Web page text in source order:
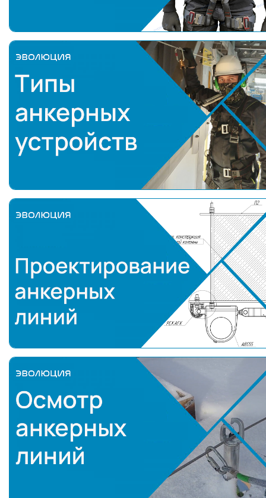
Типы анкерных устройств
Проектирование анкерных линий
осмотр анкерных линий